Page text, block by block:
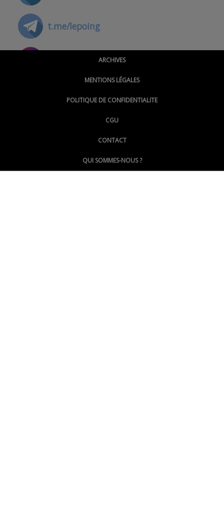
t.me/lepoing
@montpellierpoinginfo
@LePoingMontpellier
ARCHIVES
MENTIONS LÉGALES
POLITIQUE DE CONFIDENTIALITE
CGU
CONTACT
QUI SOMMES-NOUS ?